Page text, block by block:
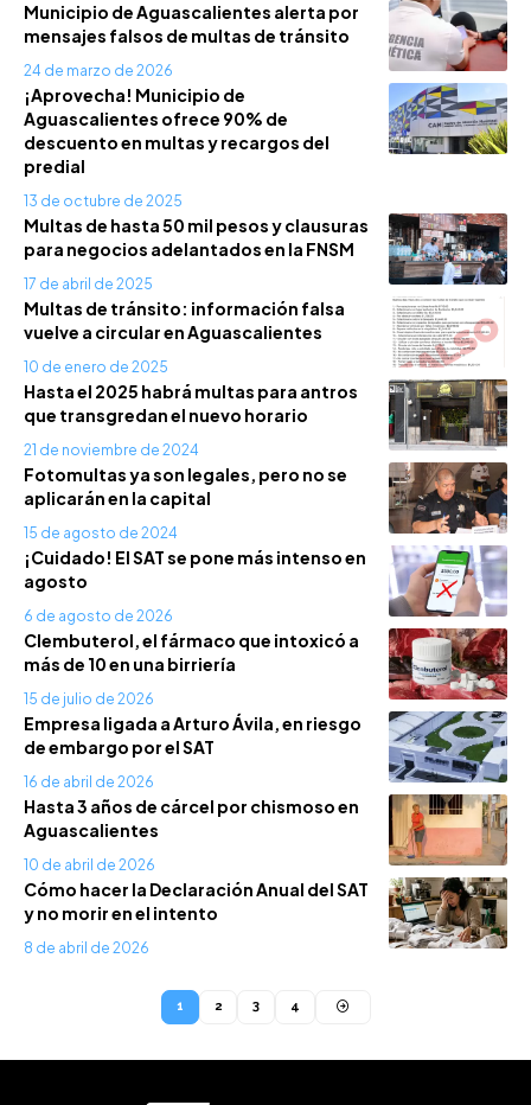
Municipio de Aguascalientes alerta por
mensajes falsos de multas de tránsito
24 de marzo de 2026
¡Aprovecha! Municipio de
Aguascalientes ofrece 90% de
descuento en multas y recargos del
predial
13 de octubre de 2025
Multas de hasta 50 mil pesos y clausuras
para negocios adelantados en la FNSM
17 de abril de 2025
Multas de tránsito: información falsa
vuelve a circular en Aguascalientes
10 de enero de 2025
Hasta el 2025 habrá multas para antros
que transgredan el nuevo horario
21 de noviembre de 2024
Fotomultas ya son legales, pero no se
aplicarán en la capital
15 de agosto de 2024
¡Cuidado! El SAT se pone más intenso en
agosto
6 de agosto de 2026
Clembuterol, el fármaco que intoxicó a
más de 10 en una birriería
15 de julio de 2026
Empresa ligada a Arturo Ávila, en riesgo
de embargo por el SAT
16 de abril de 2026
Hasta 3 años de cárcel por chismoso en
Aguascalientes
10 de abril de 2026
Cómo hacer la Declaración Anual del SAT
y no morir en el intento
8 de abril de 2026
1 2 3 4